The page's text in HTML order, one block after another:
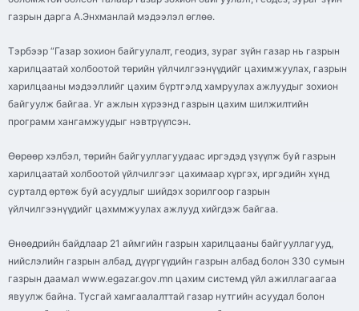
газрын дарга А.Энхманлай мэдээлэл өглөө.
Тэрбээр “Газар зохион байгуулалт, геодиз, зураг зүйн газар нь газрын
харилцаатай холбоотой төрийн үйлчилгээнүүдийг цахимжуулах, газрын
харилцааны мэдээллийг цахим бүртгэлд хамруулах ажлуудыг зохион
байгуулж байгаа. Уг ажлын хүрээнд газрын цахим шилжилтийн
программ хангамжуудыг нэвтрүүлсэн.
Өөрөөр хэлбэл, төрийн байгууллагуудаас иргэдэд үзүүлж буй газрын
харилцаатай холбоотой үйлчилгээг цахимаар хүргэх, иргэдийн хүнд
сурталд өртөж буй асуудлыг шийдэх зорилгоор газрын
үйлчилгээнүүдийг цахммжуулах ажлууд хийгдэж байгаа.
Өнөөдрийн байдлаар 21 аймгийн газрын харилцааны байгууллагууд,
нийслэлийн газрын албад, дүүргүүдийн газрын албад болон 330 сумын
газрын даамал www.egazar.gov.mn цахим системд үйл ажиллагаагаа
явуулж байна. Тусгай хамгаалалттай газар нутгийн асуудал болон